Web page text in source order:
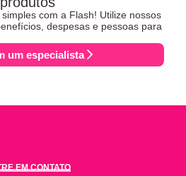
com a Flash! Utilize nossos
despesas e pessoas para
um especialista
EM CONTATO